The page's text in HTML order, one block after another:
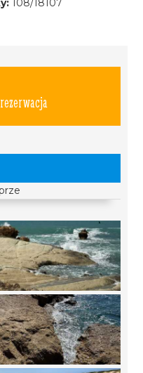
108/18107